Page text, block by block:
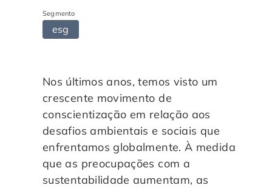
Gerenciamento de NF-e
Assinatura Digital
Auditoria de Processos
Transformação Digital
Departamento Pessoal
Cooperativas
Blog
Segmento
esg
Nos últimos anos, temos visto um
crescente movimento de
conscientização em relação aos
desafios ambientais e sociais que
enfrentamos globalmente. À medida
que as preocupações com a
sustentabilidade aumentam, as